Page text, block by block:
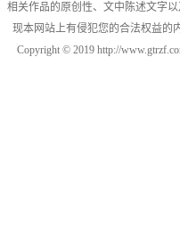
相关作品的原创性、文中陈述文字
现本网站上有侵犯您的合法权益的
Copyright © 2019 http://